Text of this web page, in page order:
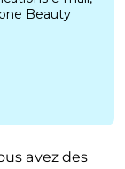
avez des